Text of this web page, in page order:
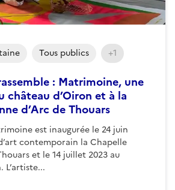
: Matrimoine, une
château d’Oiron et à la
d’Arc de Thouars
est inaugurée le 24 juin
contemporain la Chapelle
et le 14 juillet 2023 au
L’artiste...
Tous publics +1